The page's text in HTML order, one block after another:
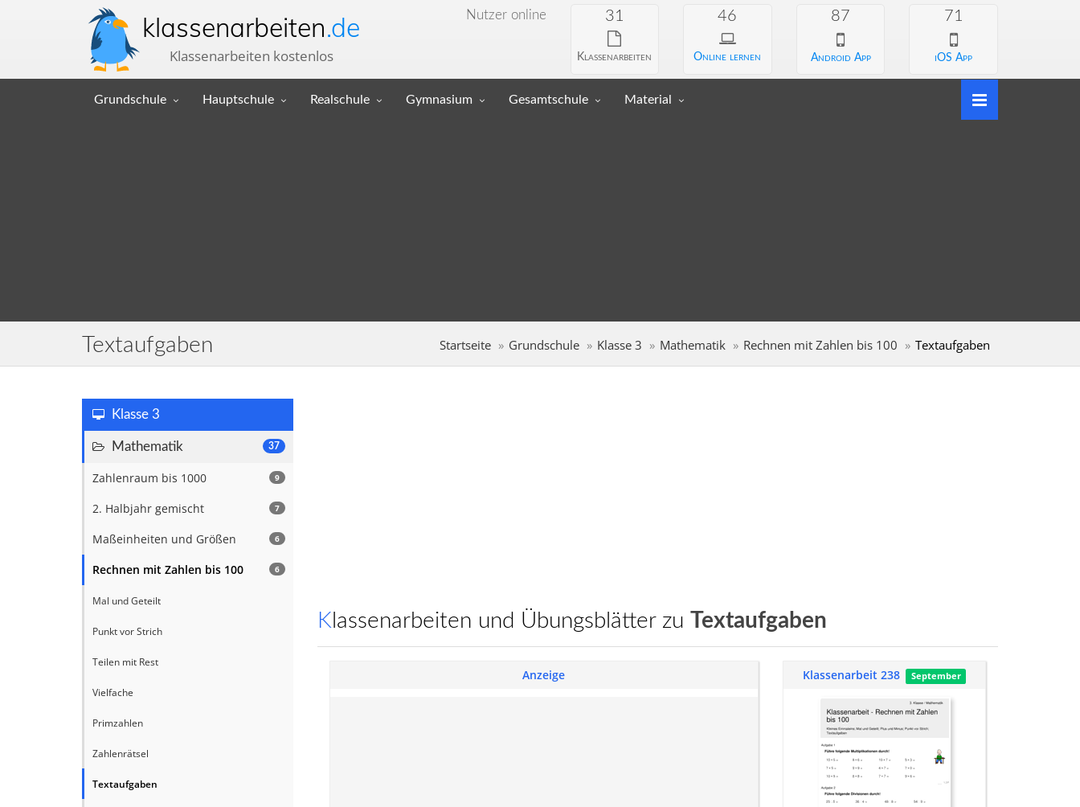
klassenarbeiten.de
Klassenarbeiten kostenlos
Nutzer online 31
Klassenarbeiten
46
Online lernen
87
Android App
71
iOS App
Grundschule Hauptschule Realschule Gymnasium Gesamtschule Material
Textaufgaben Startseite Grundschule Klasse 3 Mathematik Rechnen mit Zahlen bis 100 Textaufgaben
Klasse 3
37
Mathematik
9
Zahlenraum bis 1000
7
2. Halbjahr gemischt
6
Maßeinheiten und Größen
6
Rechnen mit Zahlen bis 100
Mal und Geteilt
Punkt vor Strich
Teilen mit Rest
Vielfache
Primzahlen
Zahlenrätsel
Textaufgaben
Klassenarbeiten und Übungsblätter zu Textaufgaben
Anzeige Klassenarbeit 238 September